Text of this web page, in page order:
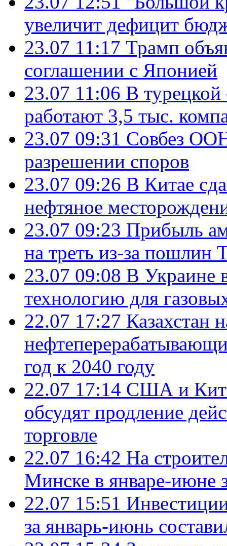
увеличит дефицит
23.07 11:17 Трамп
соглашении с Японией
23.07 11:06 В
работают 3,5 тыс.
23.07 09:31 Совбез
разрешении споров
23.07 09:26 В Китае
нефтяное
23.07 09:23 Прибыль
на треть из-за пошлин
23.07 09:08 В Украине
технологию для
22.07 17:27 Казахстан
год к 2040 году
22.07 17:14 США и
обсудят продление
торговле
22.07 16:42 На
Минске в январе-июне
22.07 15:51
за январь-июнь